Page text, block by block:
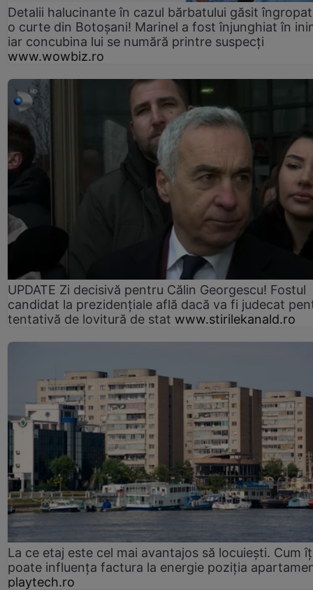
Detalii halucinante în cazul bărbatului găsit
o curte din Botoșani! Marinel a fost înjunghiat în
iar concubina lui se numără printre suspecți
www.wowbiz.ro
UPDATE Zi decisivă pentru Călin Georgescu! Fostul
candidat la prezidențiale află dacă va fi judecat
tentativă de lovitură de stat www.stirilekanald.ro
La ce etaj este cel mai avantajos să locuiești. Cum
poate influența factura la energie poziția
playtech.ro